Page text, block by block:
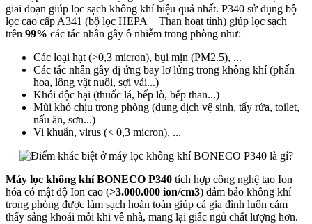
giai đoạn giúp lọc sạch không khí hiệu quả nhất. P340 sử dụng bộ
lọc cao cấp A341 (bộ lọc HEPA + Than hoạt tính) giúp lọc sạch
trên 99% các tác nhân gây ô nhiễm trong phòng như:
Các loại hạt (>0,3 micron), bụi mịn (PM2.5), ...
Các tác nhân gây dị ứng bay lơ lửng trong không khí (phấn
hoa, lông vật nuôi, sợi vải...)
Khói độc hại (thuốc lá, bếp lò, bếp than...)
Mùi khó chịu trong phòng (dung dịch vệ sinh, tẩy rửa, toilet,
nấu ăn, sơn...)
Vi khuẩn, virus (< 0,3 micron), ...
Máy lọc không khí BONECO P340 tích hợp công nghệ tạo Ion
hóa có mật độ Ion cao (>3.000.000 ion/cm3) đảm bảo không khí
trong phòng được làm sạch hoàn toàn giúp cả gia đình luôn cảm
thấy sảng khoái mỗi khi vê nhà, mang lại giấc ngủ chất lượng hơn.